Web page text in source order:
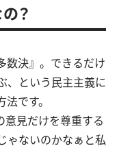
？
数決』。できるだけ
、という民主主義に
です。
意見だけを尊重する
ゃないのかなぁと私